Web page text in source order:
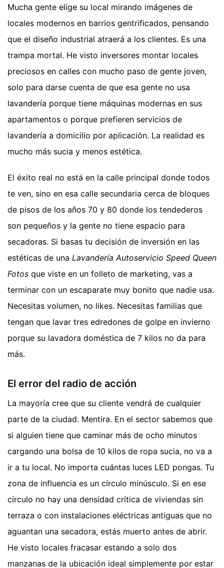
Mucha gente elige su local mirando imágenes de
locales modernos en barrios gentrificados, pensando
que el diseño industrial atraerá a los clientes. Es una
trampa mortal. He visto inversores montar locales
preciosos en calles con mucho paso de gente joven,
solo para darse cuenta de que esa gente no usa
lavandería porque tiene máquinas modernas en sus
apartamentos o porque prefieren servicios de
lavandería a domicilio por aplicación. La realidad es
mucho más sucia y menos estética.
El éxito real no está en la calle principal donde todos
te ven, sino en esa calle secundaria cerca de bloques
de pisos de los años 70 y 80 donde los tendederos
son pequeños y la gente no tiene espacio para
secadoras. Si basas tu decisión de inversión en las
estéticas de una Lavandería Autoservicio Speed Queen
Fotos que viste en un folleto de marketing, vas a
terminar con un escaparate muy bonito que nadie usa.
Necesitas volumen, no likes. Necesitas familias que
tengan que lavar tres edredones de golpe en invierno
porque su lavadora doméstica de 7 kilos no da para
más.
El error del radio de acción
La mayoría cree que su cliente vendrá de cualquier
parte de la ciudad. Mentira. En el sector sabemos que
si alguien tiene que caminar más de ocho minutos
cargando una bolsa de 10 kilos de ropa sucia, no va a
ir a tu local. No importa cuántas luces LED pongas. Tu
zona de influencia es un círculo minúsculo. Si en ese
círculo no hay una densidad crítica de viviendas sin
terraza o con instalaciones eléctricas antiguas que no
aguantan una secadora, estás muerto antes de abrir.
He visto locales fracasar estando a solo dos
manzanas de la ubicación ideal simplemente por estar